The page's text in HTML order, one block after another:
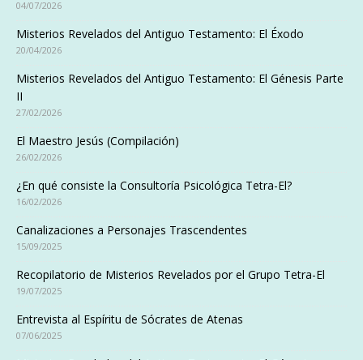
04/07/2026
Misterios Revelados del Antiguo Testamento: El Éxodo
20/04/2026
Misterios Revelados del Antiguo Testamento: El Génesis Parte
II
27/02/2026
El Maestro Jesús (Compilación)
26/02/2026
¿En qué consiste la Consultoría Psicológica Tetra-El?
16/02/2026
Canalizaciones a Personajes Trascendentes
15/09/2025
Recopilatorio de Misterios Revelados por el Grupo Tetra-El
19/07/2025
Entrevista al Espíritu de Sócrates de Atenas
07/06/2025